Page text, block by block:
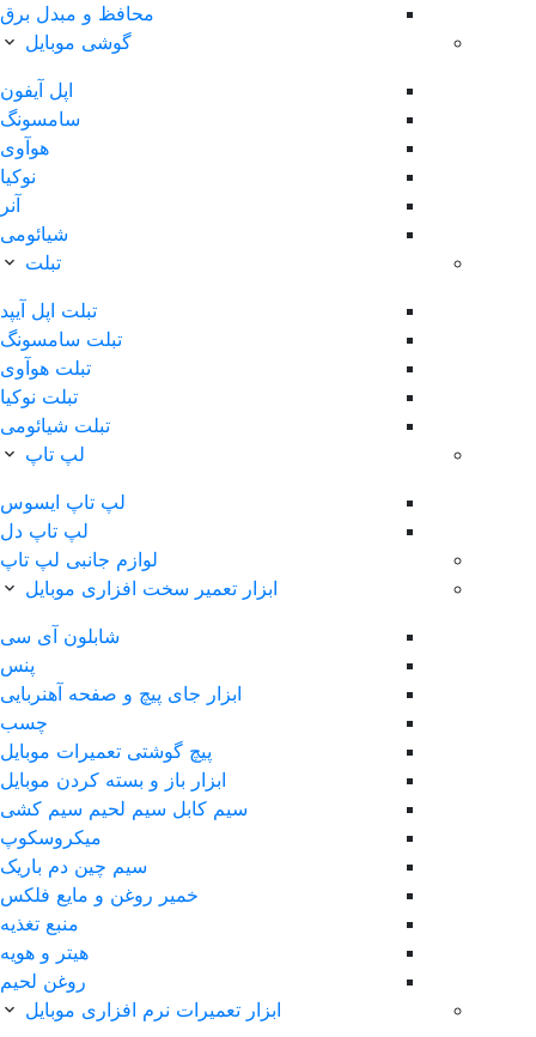
محافظ و مبدل برق
گوشی موبایل
اپل آیفون
سامسونگ
هوآوی
نوکیا
آنر
شیائومی
تبلت
تبلت اپل آیپد
تبلت سامسونگ
تبلت هوآوی
تبلت نوکیا
تبلت شیائومی
لپ تاپ
لپ‌ تاپ ایسوس
لپ تاپ دل
لوازم جانبی لپ تاپ
ابزار تعمیر سخت افزاری موبایل
شابلون آی سی
پنس
ابزار جای پیچ و صفحه آهنربایی
چسب
پیچ گوشتی تعمیرات موبایل
ابزار باز و بسته کردن موبایل
سیم کابل سیم لحیم سیم کشی
ميکروسکوپ
سیم چین دم باریک
خمیر روغن و مایع فلکس
منبع تغذیه
هیتر و هویه
روغن لحیم
ابزار تعمیرات نرم افزاری موبایل